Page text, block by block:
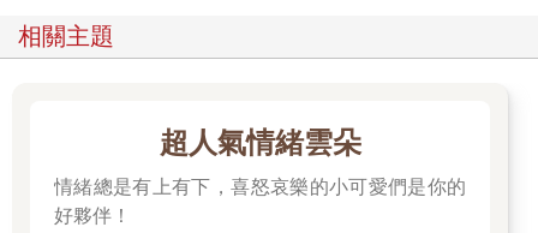
相關主題
超人氣情緒雲朵
情緒總是有上有下，喜怒哀樂的小可愛們是你的
好夥伴！